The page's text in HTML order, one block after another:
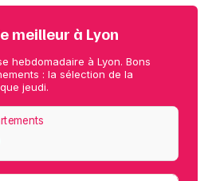
meilleur à Lyon
hebdomadaire à Lyon. Bons
: la sélection de la
jeudi.